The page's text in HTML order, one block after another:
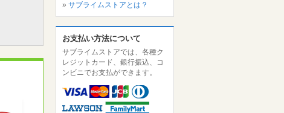
» サブライムストアとは？
お支払い方法について
サブライムストアでは、各種ク
レジットカード、銀行振込、コ
ンビニでお支払ができます。